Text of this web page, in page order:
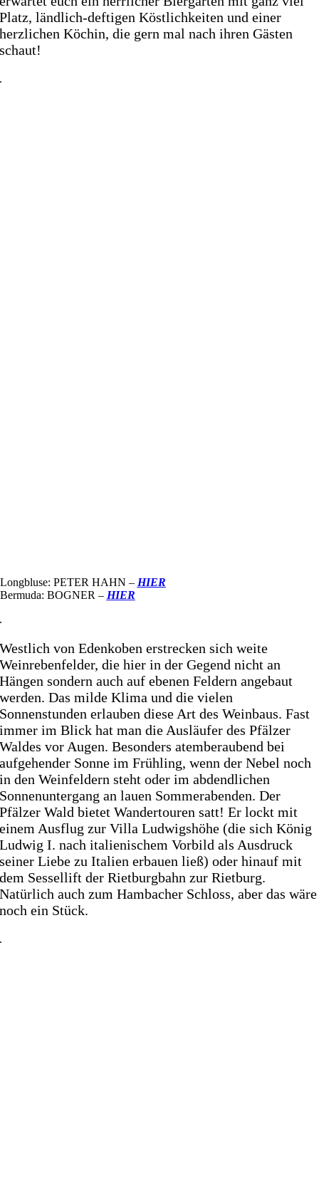
Platz, ländlich-deftigen Köstlichkeiten und einer
herzlichen Köchin, die gern mal nach ihren Gästen
schaut!
.
Longbluse: PETER HAHN – HIER
Bermuda: BOGNER – HIER
.
Westlich von Edenkoben erstrecken sich weite
Weinrebenfelder, die hier in der Gegend nicht an
Hängen sondern auch auf ebenen Feldern angebaut
werden. Das milde Klima und die vielen
Sonnenstunden erlauben diese Art des Weinbaus. Fast
immer im Blick hat man die Ausläufer des Pfälzer
Waldes vor Augen. Besonders atemberaubend bei
aufgehender Sonne im Frühling, wenn der Nebel noch
in den Weinfeldern steht oder im abdendlichen
Sonnenuntergang an lauen Sommerabenden. Der
Pfälzer Wald bietet Wandertouren satt! Er lockt mit
einem Ausflug zur Villa Ludwigshöhe (die sich König
Ludwig I. nach italienischem Vorbild als Ausdruck
seiner Liebe zu Italien erbauen ließ) oder hinauf mit
dem Sessellift der Rietburgbahn zur Rietburg.
Natürlich auch zum Hambacher Schloss, aber das wäre
noch ein Stück.
.